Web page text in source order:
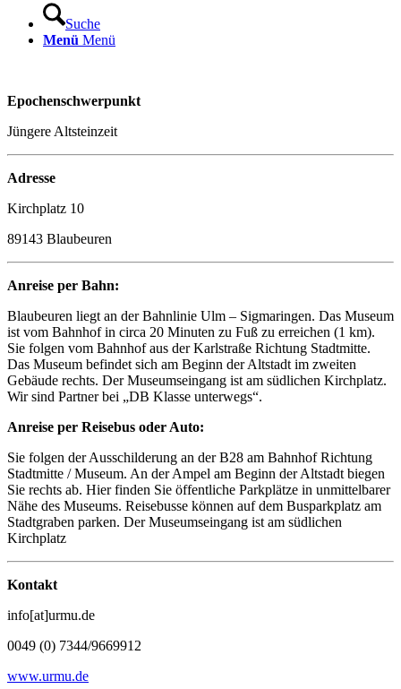
Suche
Menü Menü
Epochenschwerpunkt
Jüngere Altsteinzeit
Adresse
Kirchplatz 10
89143 Blaubeuren
Anreise per Bahn:
Blaubeuren liegt an der Bahnlinie Ulm – Sigmaringen. Das Museum
ist vom Bahnhof in circa 20 Minuten zu Fuß zu erreichen (1 km).
Sie folgen vom Bahnhof aus der Karlstraße Richtung Stadtmitte.
Das Museum befindet sich am Beginn der Altstadt im zweiten
Gebäude rechts. Der Museumseingang ist am südlichen Kirchplatz.
Wir sind Partner bei „DB Klasse unterwegs“.
Anreise per Reisebus oder Auto:
Sie folgen der Ausschilderung an der B28 am Bahnhof Richtung
Stadtmitte / Museum. An der Ampel am Beginn der Altstadt biegen
Sie rechts ab. Hier finden Sie öffentliche Parkplätze in unmittelbarer
Nähe des Museums. Reisebusse können auf dem Busparkplatz am
Stadtgraben parken. Der Museumseingang ist am südlichen
Kirchplatz
Kontakt
info[at]urmu.de
0049 (0) 7344/9669912
www.urmu.de